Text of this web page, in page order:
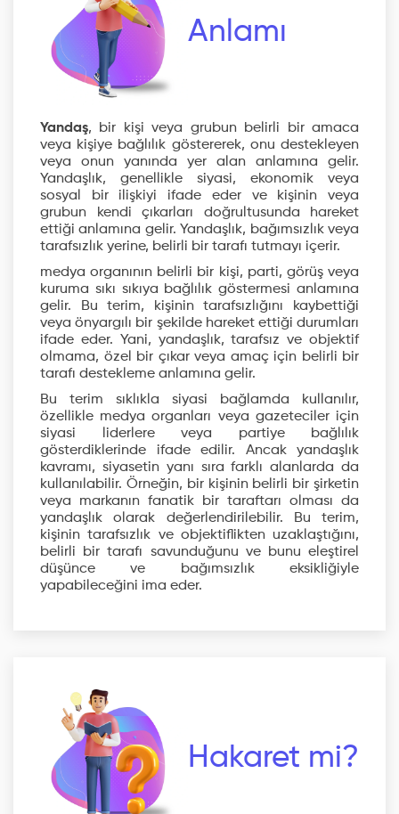
Anlamı
Yandaş, bir kişi veya grubun belirli bir amaca
veya kişiye bağlılık göstererek, onu destekleyen
veya onun yanında yer alan anlamına gelir.
Yandaşlık, genellikle siyasi, ekonomik veya
sosyal bir ilişkiyi ifade eder ve kişinin veya
grubun kendi çıkarları doğrultusunda hareket
ettiği anlamına gelir. Yandaşlık, bağımsızlık veya
tarafsızlık yerine, belirli bir tarafı tutmayı içerir.
medya organının belirli bir kişi, parti, görüş veya
kuruma sıkı sıkıya bağlılık göstermesi anlamına
gelir. Bu terim, kişinin tarafsızlığını kaybettiği
veya önyargılı bir şekilde hareket ettiği durumları
ifade eder. Yani, yandaşlık, tarafsız ve objektif
olmama, özel bir çıkar veya amaç için belirli bir
tarafı destekleme anlamına gelir.
Bu terim sıklıkla siyasi bağlamda kullanılır,
özellikle medya organları veya gazeteciler için
siyasi liderlere veya partiye bağlılık
gösterdiklerinde ifade edilir. Ancak yandaşlık
kavramı, siyasetin yanı sıra farklı alanlarda da
kullanılabilir. Örneğin, bir kişinin belirli bir şirketin
veya markanın fanatik bir taraftarı olması da
yandaşlık olarak değerlendirilebilir. Bu terim,
kişinin tarafsızlık ve objektiflikten uzaklaştığını,
belirli bir tarafı savunduğunu ve bunu eleştirel
düşünce ve bağımsızlık eksikliğiyle
yapabileceğini ima eder.
Hakaret mi?